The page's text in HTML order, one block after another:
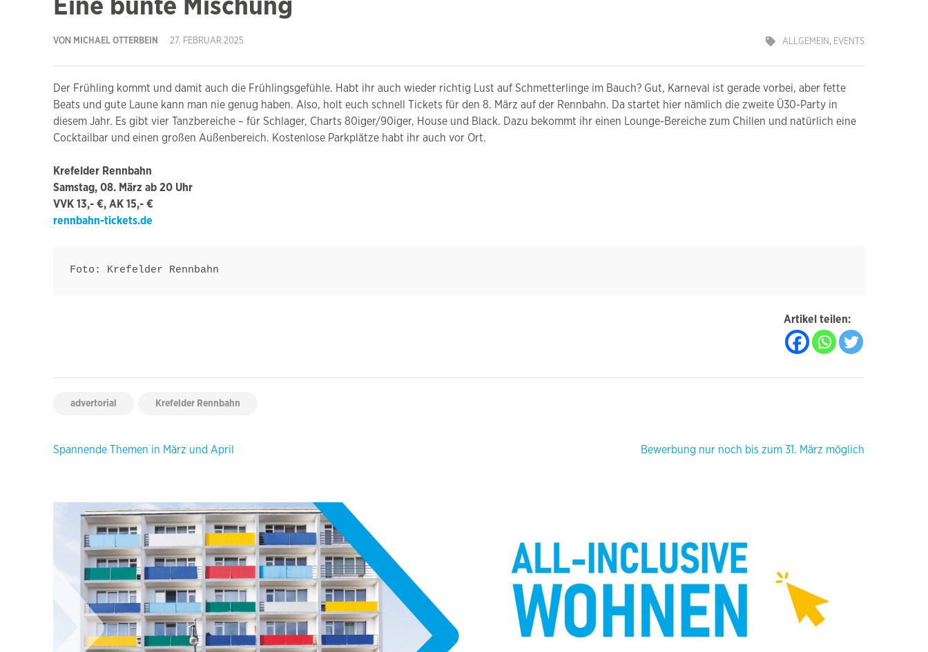
Eine bunte Mischung
VON MICHAEL OTTERBEIN 27. FEBRUAR 2025 ALLGEMEIN, EVENTS
Der Frühling kommt und damit auch die Frühlingsgefühle. Habt ihr auch wieder richtig Lust auf Schmetterlinge im Bauch? Gut, Karneval ist gerade vorbei, aber fette
Beats und gute Laune kann man nie genug haben. Also, holt euch schnell Tickets für den 8. März auf der Rennbahn. Da startet hier nämlich die zweite Ü30-Party in
diesem Jahr. Es gibt vier Tanzbereiche – für Schlager, Charts 80iger/90iger, House und Black. Dazu bekommt ihr einen Lounge-Bereiche zum Chillen und natürlich eine
Cocktailbar und einen großen Außenbereich. Kostenlose Parkplätze habt ihr auch vor Ort.
Krefelder Rennbahn
Samstag, 08. März ab 20 Uhr
VVK 13,- €, AK 15,- €
rennbahn-tickets.de
Foto: Krefelder Rennbahn
Artikel teilen:
advertorial Krefelder Rennbahn
Beitragsnavigation
Spannende Themen in März und April Bewerbung nur noch bis zum 31. März möglich